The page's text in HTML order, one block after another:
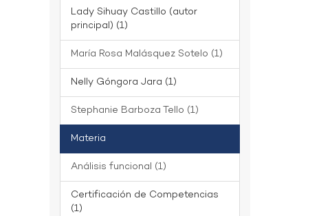
Lady Sihuay Castillo (autor
principal) (1)
María Rosa Malásquez Sotelo (1)
Nelly Góngora Jara (1)
Stephanie Barboza Tello (1)
Materia
Análisis funcional (1)
Certificación de Competencias
(1)